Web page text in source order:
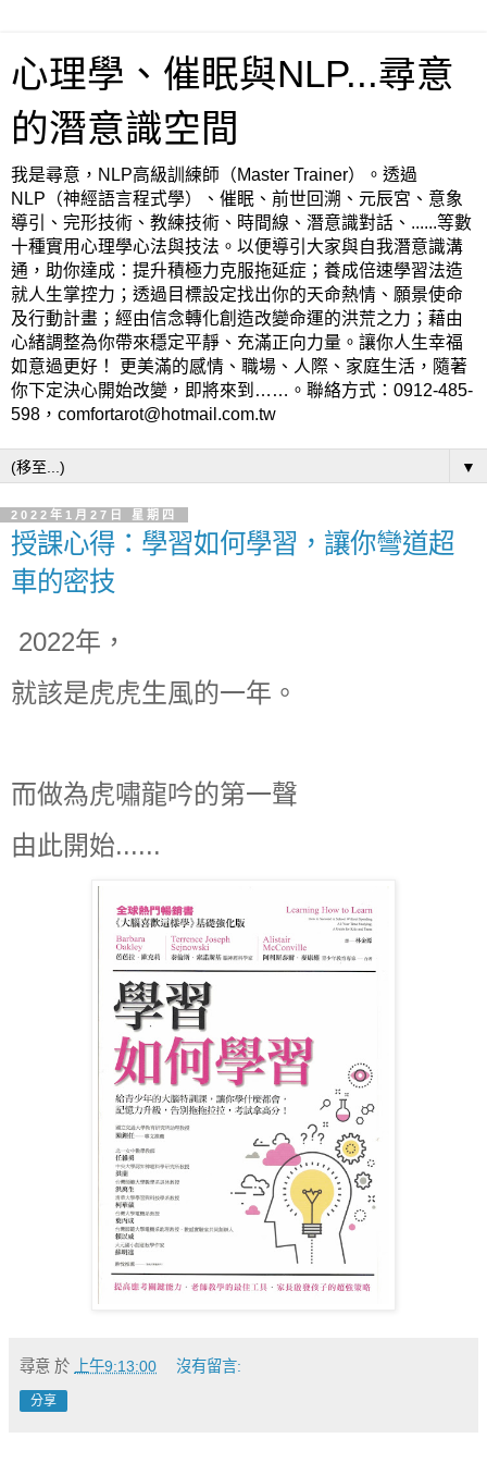
心理學、催眠與NLP...尋意
的潛意識空間
我是尋意，NLP高級訓練師（Master Trainer）。透過
NLP（神經語言程式學）、催眠、前世回溯、元辰宮、意象
導引、完形技術、教練技術、時間線、潛意識對話、......等數
十種實用心理學心法與技法。以便導引大家與自我潛意識溝
通，助你達成：提升積極力克服拖延症；養成倍速學習法造
就人生掌控力；透過目標設定找出你的天命熱情、願景使命
及行動計畫；經由信念轉化創造改變命運的洪荒之力；藉由
心緒調整為你帶來穩定平靜、充滿正向力量。讓你人生幸福
如意過更好！ 更美滿的感情、職場、人際、家庭生活，隨著
你下定決心開始改變，即將來到……。聯絡方式：0912-485-
598，comfortarot@hotmail.com.tw
▼
2022年1月27日 星期四
授課心得：學習如何學習，讓你彎道超
車的密技
2022年，
就該是虎虎生風的一年。
而做為虎嘯龍吟的第一聲
由此開始......
尋意 於 上午9:13:00 沒有留言:
分享